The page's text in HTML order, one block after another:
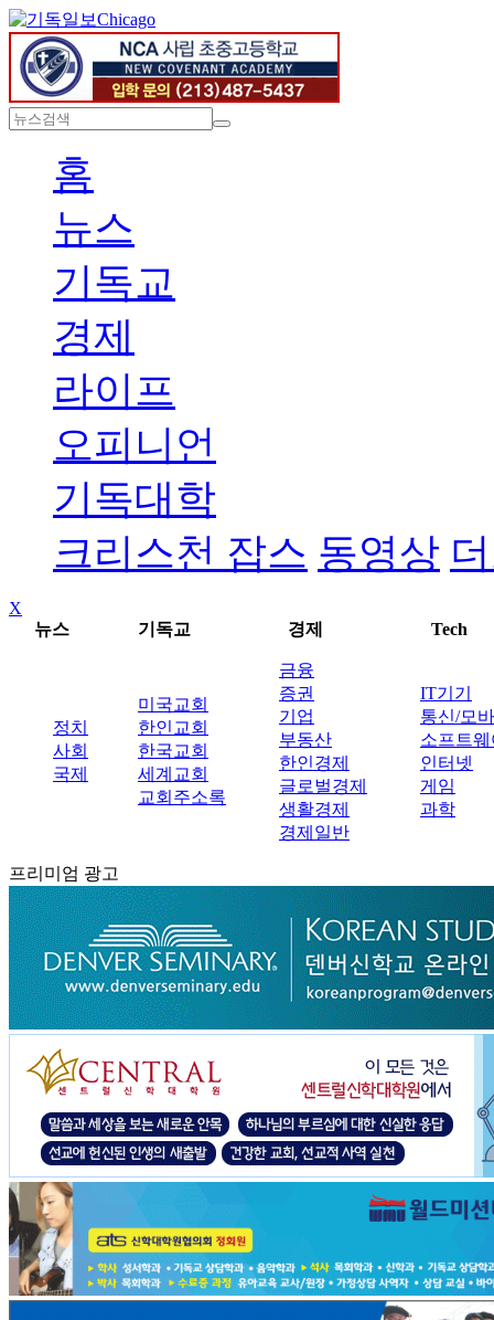
Chicago
홈
뉴스
기독교
경제
라이프
오피니언
기독대학
크리스천 잡스 동영상
X
뉴스
기독교 경제 Tech
정치
사회
국제
미국교회
한인교회
한국교회
세계교회
교회주소록
금융
증권
기업
부동산
한인경제
글로벌경제
생활경제
경제일반
IT기기
통신/모
소프트웨
인터넷
게임
과학
프리미엄 광고